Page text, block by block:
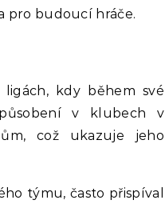
pro budoucí hráče.
kdy během své
v klubech v
což ukazuje jeho
týmu, často přispíval